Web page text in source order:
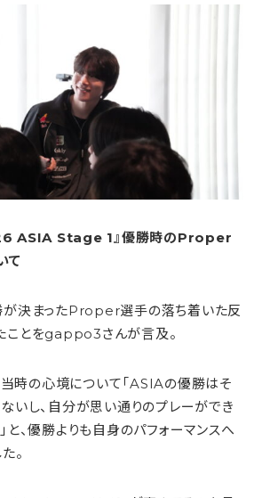
ASIA Stage 1』優勝時のProper
て
が決まったProper選手の落ち着いた反
ことをgappo3さんが言及。
時の心境について「ASIAの優勝はそ
いし、自分が思い通りのプレーができ
と、優勝よりも自身のパフォーマンスへ
。